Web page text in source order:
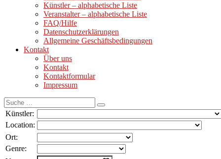
Künstler – alphabetische Liste
Veranstalter – alphabetische Liste
FAQ/Hilfe
Datenschutzerklärungen
Allgemeine Geschäftsbedingungen
Kontakt
Über uns
Kontakt
Kontaktformular
Impressum
Suche
nach:
Künstler:
Location:
Ort:
Genre: